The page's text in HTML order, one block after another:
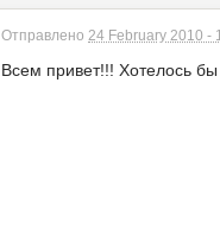
Отправлено 24 February 2010 -
Всем привет!!! Хотелось